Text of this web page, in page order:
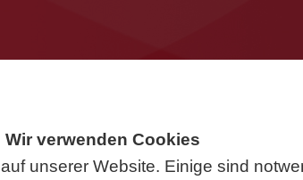
Wir verwenden Cookies
unserer Website. Einige sind
PFALZ NEWS AUS RHEINLAND-PFALZ